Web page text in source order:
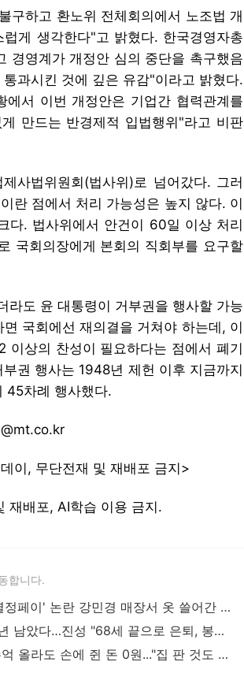
구하고 환노위 전체회의에서 노조법 개
게 생각한다"고 밝혔다. 한국경영자총
경영계가 개정안 심의 중단을 촉구했음
과시킨 것에 깊은 유감"이라고 밝혔다.
서 이번 개정안은 기업간 협력관계를
만드는 반경제적 입법행위"라고 비판
사법위원회(법사위)로 넘어갔다. 그러
란 점에서 처리 가능성은 높지 않다. 이
다. 법사위에서 안건이 60일 이상 처리
국회의장에게 본회의 직회부를 요구할
라도 윤 대통령이 거부권을 행사할 가능
국회에선 재의결을 거쳐야 하는데, 이
상의 찬성이 필요하다는 점에서 폐기
권 행사는 1948년 제헌 이후 지금까지
45차례 행사했다.
이, 무단전재 및 재배포 금지>
배포, AI학습 이용 금지.
합니다.
'열정페이' 논란 강민경 매장서 옷 쓸어간 모델…"입는 족족 핏 예뻐" - 머니투데이
4년 남았다…진성 "68세 끝으로 은퇴, 봉사하며 살 것" 깜짝 발표 - 머니투데이
수억 올라도 손에 쥔 돈 0원..."집 판 것도 아닌데" 1주택자 불만 터졌다 - 머니투데이